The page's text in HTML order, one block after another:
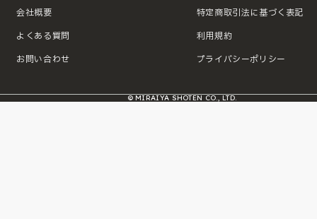
会社概要
よくある質問
お問い合わせ
特定商取引法に基づく表記
利用規約
プライバシーポリシー
© MIRAIYA SHOTEN CO., LTD.